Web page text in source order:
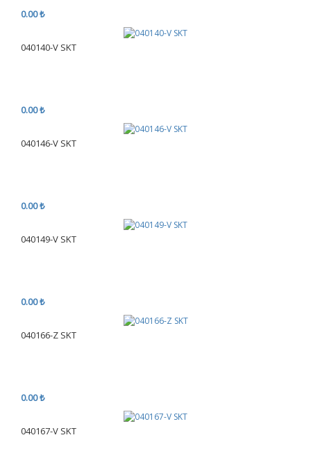
0.00 ₺
040140-V SKT
0.00 ₺
040146-V SKT
0.00 ₺
040149-V SKT
0.00 ₺
040166-Z SKT
0.00 ₺
040167-V SKT